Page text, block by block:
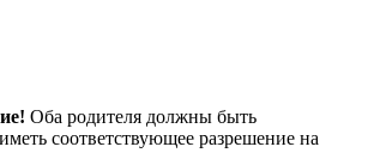
Оба родителя должны быть
соответствующее разрешение на